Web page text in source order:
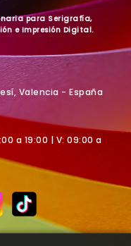
para Serigrafía,
e Impresión Digital.
Valencia - España
a 19:00 | V: 09:00 a